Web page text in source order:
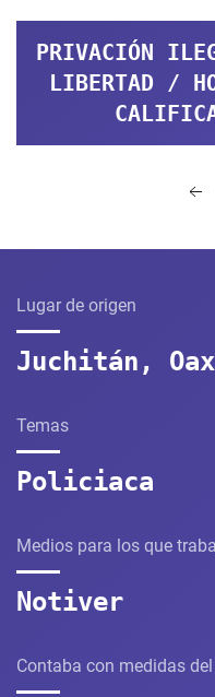
PRIVACIÓN
LIBERTAD /
Lugar de origen
Juchitán,
Temas
Policiaca
Medios para los que
Notiver
Contaba con medidas